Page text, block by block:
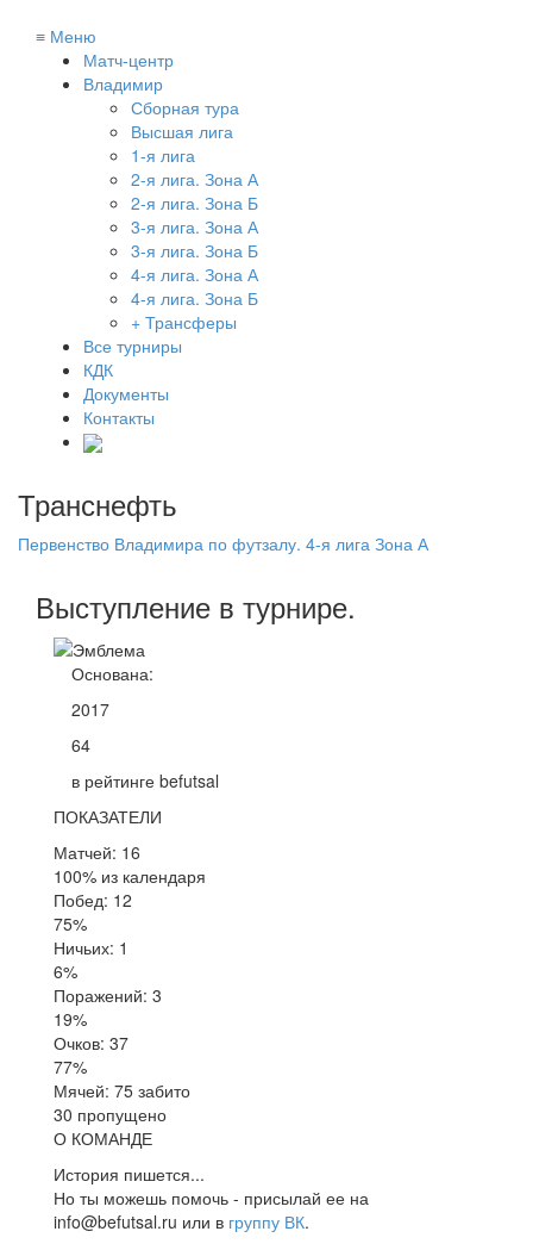
≡ Меню
Матч-центр
Владимир
Сборная тура
Высшая лига
1-я лига
2-я лига. Зона А
2-я лига. Зона Б
3-я лига. Зона А
3-я лига. Зона Б
4-я лига. Зона А
4-я лига. Зона Б
+ Трансферы
Все турниры
КДК
Документы
Контакты
Транснефть
Первенство Владимира по футзалу. 4-я лига Зона А
Выступление в турнире.
Основана:
2017
64
в рейтинге befutsal
ПОКАЗАТЕЛИ
Матчей: 16
100% из календаря
Побед: 12
75%
Ничьих: 1
6%
Поражений: 3
19%
Очков: 37
77%
Мячей: 75 забито
30 пропущено
О КОМАНДЕ
История пишется...
Но ты можешь помочь - присылай ее на
info@befutsal.ru или в группу ВК.